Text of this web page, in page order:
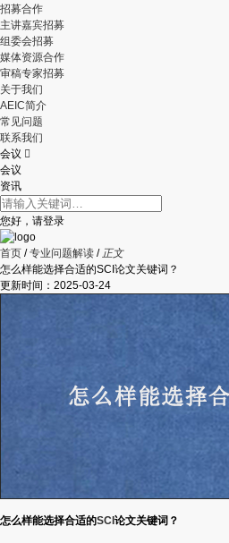
招募合作
主讲嘉宾招募
组委会招募
媒体资源合作
审稿专家招募
关于我们
AEIC简介
常见问题
联系我们
会议 
会议
资讯
您好，请登录
首页 / 专业问题解读 / 正文
怎么样能选择合适的SCI论文关键词？
更新时间： 2025-03-24
怎么样能选择合适的SCI 论文关键词？